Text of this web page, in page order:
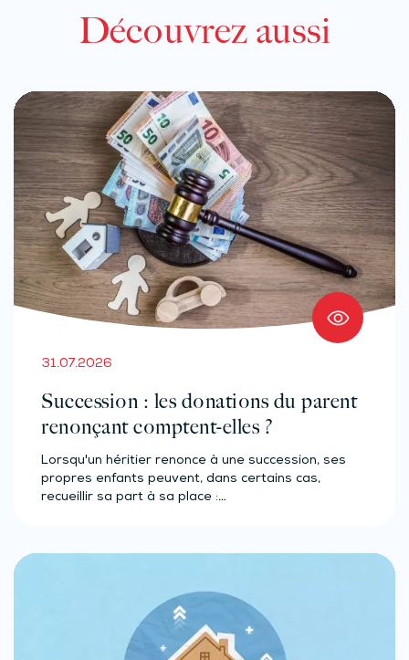
Découvrez aussi
31.07.2026
Succession : les donations du parent
renonçant comptent-elles ?
Lorsqu'un héritier renonce à une succession, ses
propres enfants peuvent, dans certains cas,
recueillir sa part à sa place :…